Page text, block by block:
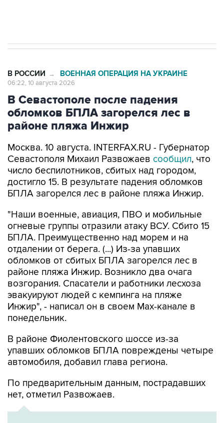
В РОССИИ → ВОЕННАЯ ОПЕРАЦИЯ НА УКРАИНЕ
06:22, 10 августа 2026
В Севастополе после падения
обломков БПЛА загорелся лес в
районе пляжа Инжир
Москва. 10 августа. INTERFAX.RU - Губернатор
Севастополя Михаил Развожаев сообщил, что
число беспилотников, сбитых над городом,
достигло 15. В результате падения обломков
БПЛА загорелся лес в районе пляжа Инжир.
"Наши военные, авиация, ПВО и мобильные
огневые группы отразили атаку ВСУ. Сбито 15
БПЛА. Преимущественно над морем и на
отдалении от берега. (...) Из-за упавших
обломков от сбитых БПЛА загорелся лес в
районе пляжа Инжир. Возникло два очага
возгорания. Спасатели и работники лесхоза
эвакуируют людей с кемпинга на пляже
Инжир", - написал он в своем Мах-канале в
понедельник.
В районе Фиолентовского шоссе из-за
упавших обломков БПЛА повреждены четыре
автомобиля, добавил глава региона.
По предварительным данным, пострадавших
нет, отметил Развожаев.